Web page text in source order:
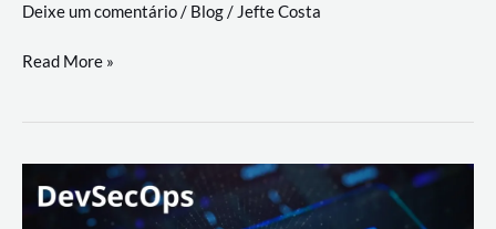
a
workflows
Deixe um comentário/ Blog/ Jefte Costa
teste
palyer
Lance
Read More »